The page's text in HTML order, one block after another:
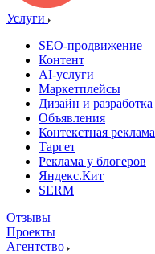
Услуги
SEO-продвижение
Контент
AI-услуги
Маркетплейсы
Дизайн и разработка
Объявления
Контекстная реклама
Таргет
Реклама у блогеров
Яндекс.Кит
SERM
Отзывы
Проекты
Агентство